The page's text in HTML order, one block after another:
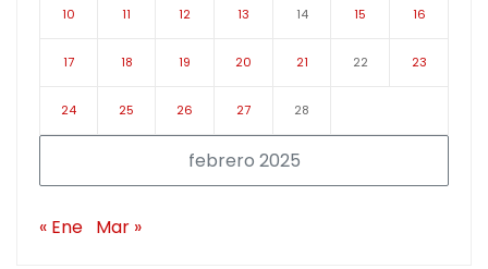
febrero 2025
10 11 12 13 14 15 16
17 18 19 20 21 22 23
24 25 26 27 28
« Ene Mar »